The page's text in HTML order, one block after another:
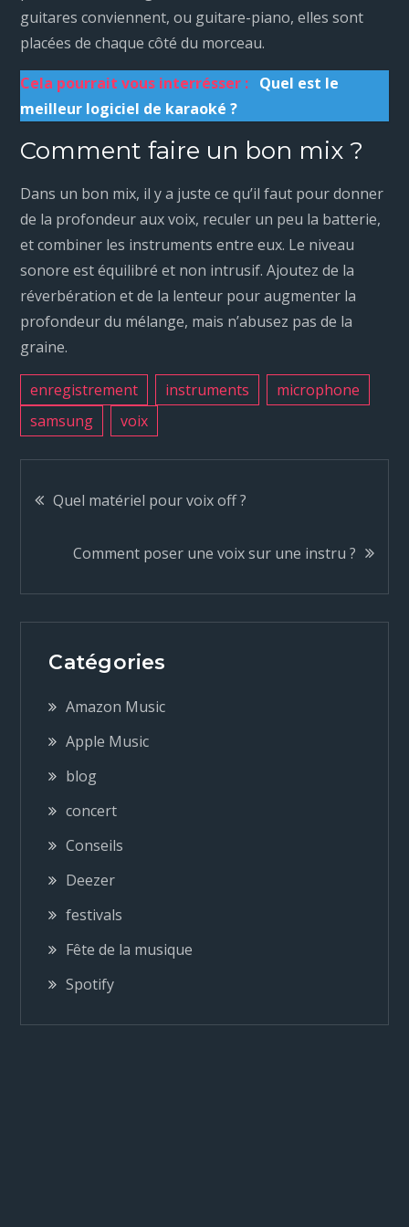
guitares conviennent, ou guitare-piano, elles sont
placées de chaque côté du morceau.
Cela pourrait vous interrésser : Quel est le
meilleur logiciel de karaoké ?
Comment faire un bon mix ?
Dans un bon mix, il y a juste ce qu’il faut pour donner
de la profondeur aux voix, reculer un peu la batterie,
et combiner les instruments entre eux. Le niveau
sonore est équilibré et non intrusif. Ajoutez de la
réverbération et de la lenteur pour augmenter la
profondeur du mélange, mais n’abusez pas de la
graine.
enregistrement instruments
microphone
samsung
voix
N
v
g
a
t
o
n
d
e
Quel matériel pour voix off ?
Comment poser une voix sur une instru ?
Catégories
Amazon Music
Apple Music
blog
concert
Conseils
Deezer
festivals
Fête de la musique
Spotify